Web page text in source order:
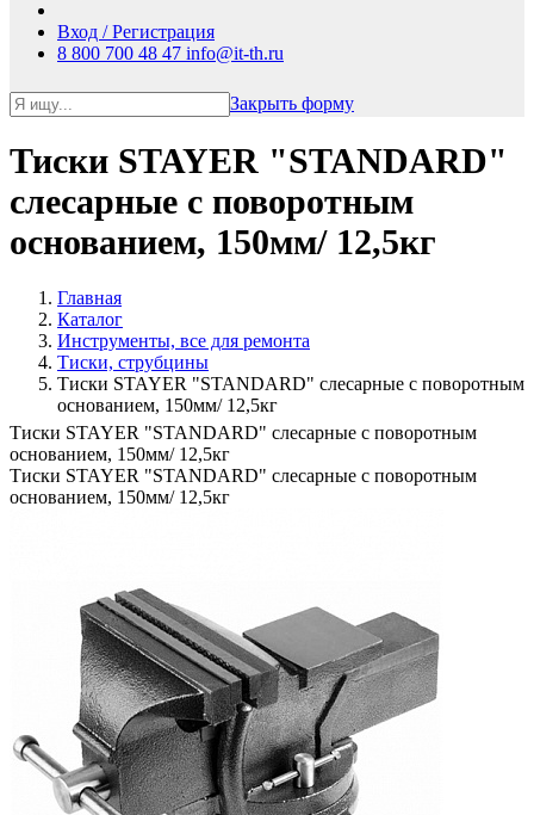
Вход / Регистрация
8 800 700 48 47 info@it-th.ru
Закрыть форму
Тиски STAYER "STANDARD"
слесарные с поворотным
основанием, 150мм/ 12,5кг
Главная
Каталог
Инструменты, все для ремонта
Тиски, струбцины
Тиски STAYER "STANDARD" слесарные с поворотным
основанием, 150мм/ 12,5кг
Тиски STAYER "STANDARD" слесарные с поворотным
основанием, 150мм/ 12,5кг
Тиски STAYER "STANDARD" слесарные с поворотным
основанием, 150мм/ 12,5кг